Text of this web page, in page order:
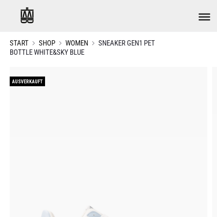
START SHOP WOMEN
SNEAKER GEN1 PET
BOTTLE WHITE&SKY BLUE
AUSVERKAUFT